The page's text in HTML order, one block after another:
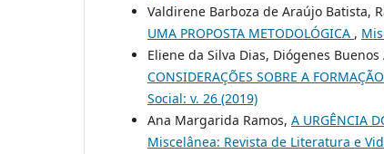
Valdirene Barboza de Araújo Batista,
UMA PROPOSTA METODOLÓGICA ,
Eliene da Silva Dias, Diógenes
CONSIDERAÇÕES SOBRE A
Social: v. 26 (2019)
Ana Margarida Ramos, A URGÊNCIA
Miscelânea: Revista de Literatura e